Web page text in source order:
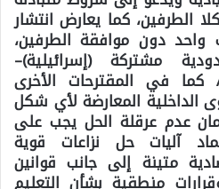
الطرفين، كما يعارض انتشار
واحد دون موافقة الطرفين،
مشتركة (إسرائيلية)–
فلسطينية. تواجه ALFA كما في المقترحات الأخرى
الداخلية المعارضة لأي شكل
عدم عرقلة الحل يجب على
آليات حل نزاعات قوية
متينة إلى جانب قوانين
منطقية بشأن التعليم